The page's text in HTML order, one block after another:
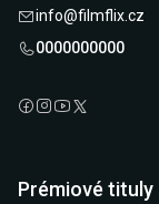
info@filmflix.cz
0000000000
Prémiové tituly